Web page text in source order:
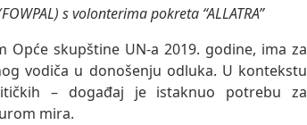
s volonterima pokreta “ALLATRA”
skupštine UN-a 2019. godine, ima za
vodiča u donošenju odluka. U kontekstu
– događaj je istaknuo potrebu za
mira.